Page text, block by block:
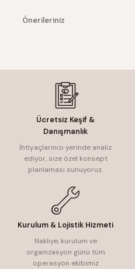
Önerileriniz
Ücretsiz Keşif &
Danışmanlık
İhtiyaçlarınızı yerinde analiz
ediyor, size özel konsept
planlaması sunuyoruz.
Kurulum & Lojistik Hizmeti
Nakliye, kurulum ve
organizasyon günü tüm
operasyon ekibimiz